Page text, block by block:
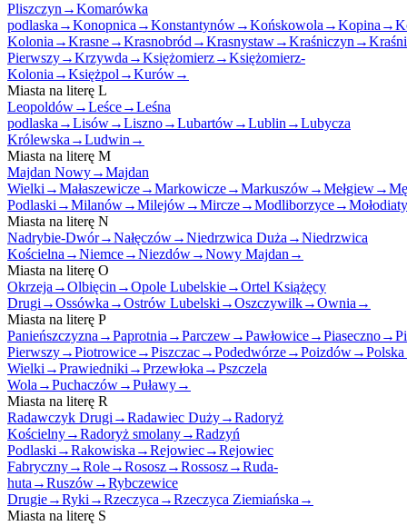
Pliszczyn →Komarówka
podlaska →Konopnica →Konstantynów→Końskowola →Kopina →
Kolonia →Krasne→Krasnobród →Krasnystaw→Kraśniczyn →
Pierwszy→Krzywda →Księżomierz→Księżomierz-
Kolonia →Księżpol →Kurów→
Miasta na literę L
Leopoldów→Leśce→Leśna
podlaska →Lisów→Liszno→Lubartów→Lublin →Lubycza
Królewska →Ludwin →
Miasta na literę M
Majdan Nowy→Majdan
Wielki →Małaszewicze→Markowicze→Markuszów→Mełgiew→
Podlaski →Milanów→Milejów→Mircze→Modliborzyce→
Miasta na literę N
Nadrybie-Dwór→Nałęczów→Niedrzwica Duża →Niedrzwica
Kościelna →Niemce→Niezdów→Nowy Majdan →
Miasta na literę O
Okrzeja →Olbięcin →Opole Lubelskie→Ortel Książęcy
Drugi →Ossówka →Ostrów Lubelski →Oszczywilk→Ownia →
Miasta na literę P
Panieńszczyzna →Paprotnia →Parczew→Pawłowice→Piaseczno→
Pierwszy→Piotrowice→Piszczac→Podedwórze→Poizdów→Polska
Wielki →Prawiedniki →Przewłoka →Pszczela
Wola →Puchaczów→Puławy→
Miasta na literę R
Radawczyk Drugi →Radawiec Duży→Radoryż
Kościelny→Radoryż smolany→Radzyń
Podlaski →Rakowiska →Rejowiec→Rejowiec
Fabryczny→Role→Rososz→Rossosz→Ruda-
huta →Ruszów→Rybczewice
Drugie→Ryki →Rzeczyca →Rzeczyca Ziemiańska →
Miasta na literę S